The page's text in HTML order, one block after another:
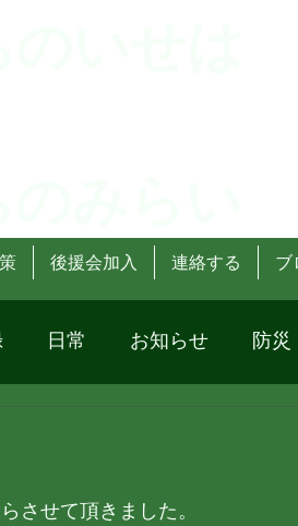
後援会加入 連絡する ブ
日常 お知らせ 防災
させて頂きました。